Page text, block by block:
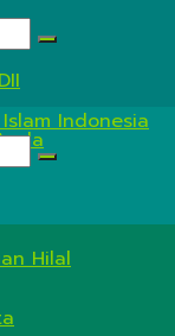
Hilal